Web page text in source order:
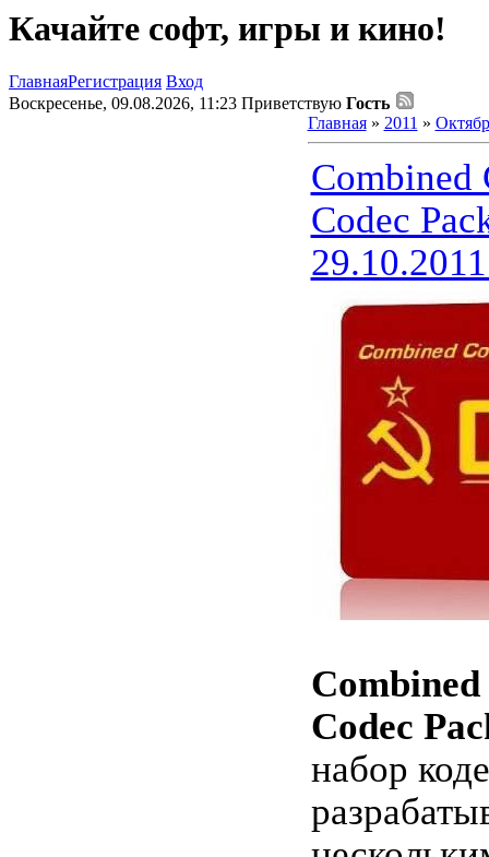
Качайте софт, игры и кино!
ГлавнаяРегистрация Вход
Воскресенье, 09.08.2026, 11:23 Приветствую Гость
Главная» 2011 »
Combined
Codec
Codec
набор